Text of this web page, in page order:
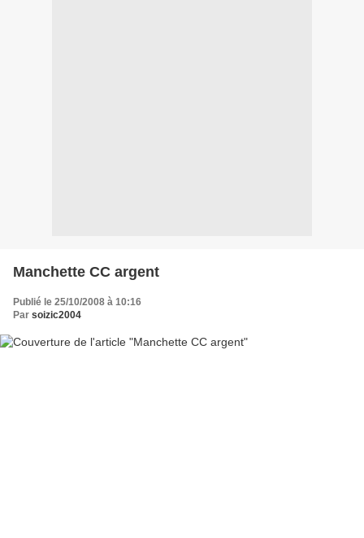
Manchette CC argent
Publié le 25/10/2008 à 10:16
Par soizic2004